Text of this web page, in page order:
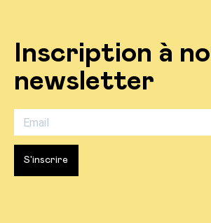
Inscription à
newsletter
S'inscrire